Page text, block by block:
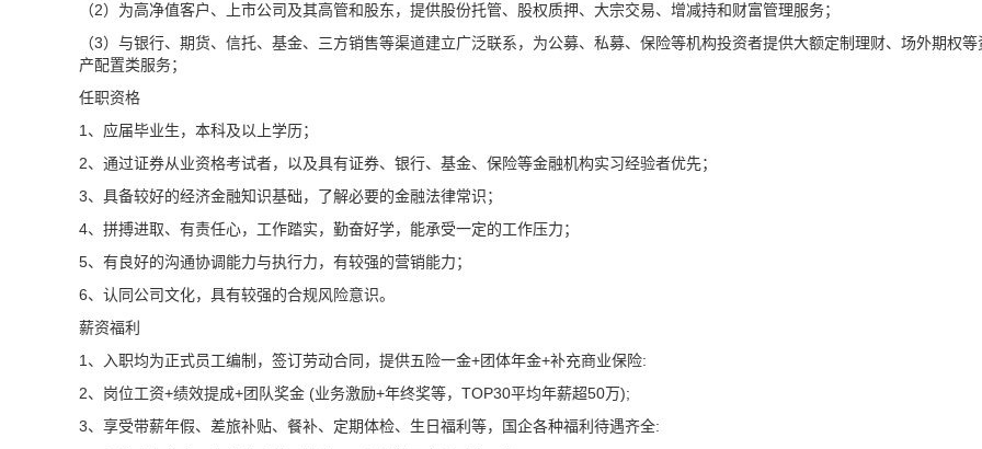
（2）为高净值客户、上市公司及其高管和股东，提供股份托管、股权质押、大宗交易、增减持和财富管理服务；
（3）与银行、期货、信托、基金、三方销售等渠道建立广泛联系，为公募、私募、保险等机构投资者提供大额定制理财、场外期权等
产配置类服务；
任职资格
1、应届毕业生，本科及以上学历；
2、通过证券从业资格考试者，以及具有证券、银行、基金、保险等金融机构实习经验者优先；
3、具备较好的经济金融知识基础，了解必要的金融法律常识；
4、拼搏进取、有责任心，工作踏实，勤奋好学，能承受一定的工作压力；
5、有良好的沟通协调能力与执行力，有较强的营销能力；
6、认同公司文化，具有较强的合规风险意识。
薪资福利
1、入职均为正式员工编制，签订劳动合同，提供五险一金+团体年金+补充商业保险:
2、岗位工资+绩效提成+团队奖金 (业务激励+年终奖等，TOP30平均年薪超50万);
3、享受带薪年假、差旅补贴、餐补、定期体检、生日福利等，国企各种福利待遇齐全: